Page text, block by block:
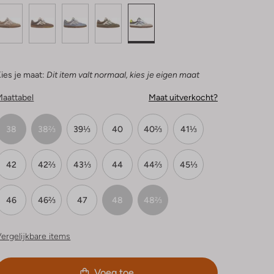
je maat: Dit item valt normaal, kies je eigen maat
Maat uitverkocht?
38 38⅔ 39⅓ 40 40⅔ 41⅓
42 42⅔ 43⅓ 44 44⅔ 45⅓
46 46⅔ 47 48 48⅔
items